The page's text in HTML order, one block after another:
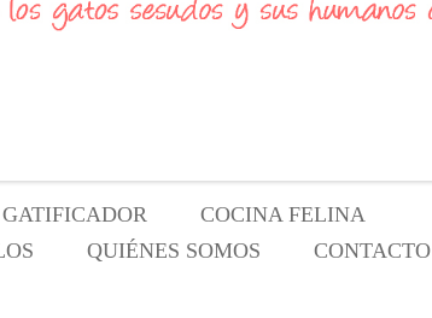
COCINA FELINA
QUIÉNES SOMOS CONTACTO